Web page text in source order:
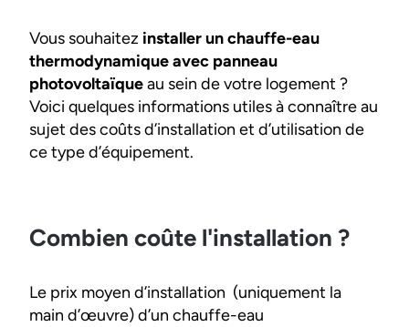
Vous souhaitez installer un chauffe-eau
thermodynamique avec panneau
photovoltaïqueau sein de votre logement ?
Voici quelques informations utiles à connaître au
sujet des coûts d’installation et d’utilisation de
ce type d’équipement.
Combien coûte l'installation ?
Le prix moyen d’installation (uniquement la
main d’œuvre) d’un chauffe-eau